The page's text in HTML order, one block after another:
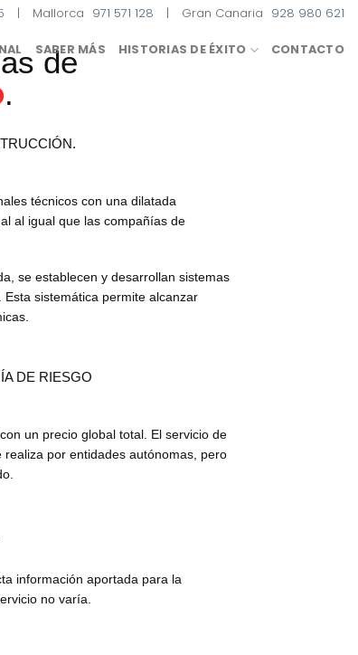
| Mallorca 971 571 128 | Gran Canaria 928 980 621
SABER MÁS HISTORIAS DE ÉXITO CONTACTO
de
.
técnicos con una dilatada
al igual que las compañías de
se establecen y desarrollan sistemas
sistemática permite alcanzar
DE RIESGO
un precio global total. El servicio de
por entidades autónomas, pero
información aportada para la
no varía.